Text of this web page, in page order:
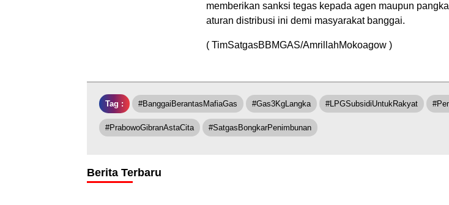
memberikan sanksi tegas kepada agen maupun
aturan distribusi ini demi masyarakat banggai.
( TimSatgasBBMGAS/AmrillahMokoagow )
Tag : #BanggaiBerantasMafiaGas #Gas3KgLangka #LPGSubsidiUntukRakyat
#PrabowoGibranAstaCita #SatgasBongkarPenimbunan
Berita Terbaru